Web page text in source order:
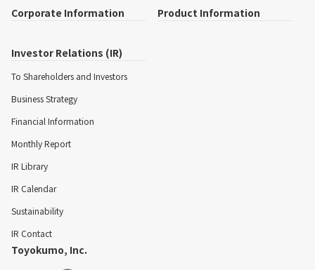
Corporate Information Product Information
Investor Relations (IR)
To Shareholders and Investors
Business Strategy
Financial Information
Monthly Report
IR Library
IR Calendar
Sustainability
IR Contact
Toyokumo, Inc.